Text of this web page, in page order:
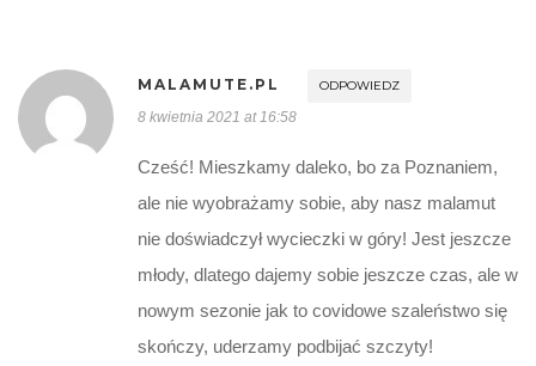
MALAMUTE.PL ODPOWIEDZ
8 kwietnia 2021 at 16:58
Cześć! Mieszkamy daleko, bo za Poznaniem,
ale nie wyobrażamy sobie, aby nasz malamut
nie doświadczył wycieczki w góry! Jest jeszcze
młody, dlatego dajemy sobie jeszcze czas, ale w
nowym sezonie jak to covidowe szaleństwo się
skończy, uderzamy podbijać szczyty!